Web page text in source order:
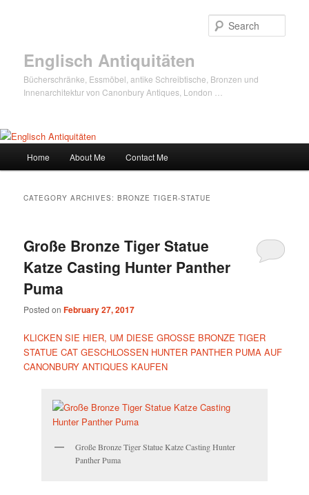
Englisch Antiquitäten
Bücherschränke, Essmöbel, antike Schreibtische, Bronzen und
Innenarchitektur von Canonbury Antiques, London …
Skip
content
Skip
content
Home About Me Contact Me
CATEGORY ARCHIVES:BRONZE TIGER-STATUE
Große Bronze Tiger Statue
Katze Casting Hunter Panther
Puma
Posted onFebruary 27, 2017
KLICKEN SIE HIER, UM DIESE GROSSE BRONZE TIGER
STATUE CAT GESCHLOSSEN HUNTER PANTHER PUMA AUF
CANONBURY ANTIQUES KAUFEN
Große Bronze Tiger Statue Katze Casting Hunter
Panther Puma